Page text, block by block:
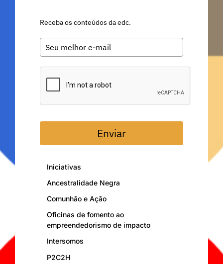
Receba os conteúdos da edc.
Enviar
Iniciativas
Ancestralidade Negra
Comunhão e Ação
Oficinas de fomento ao
empreendedorismo de impacto
Intersomos
P2C2H